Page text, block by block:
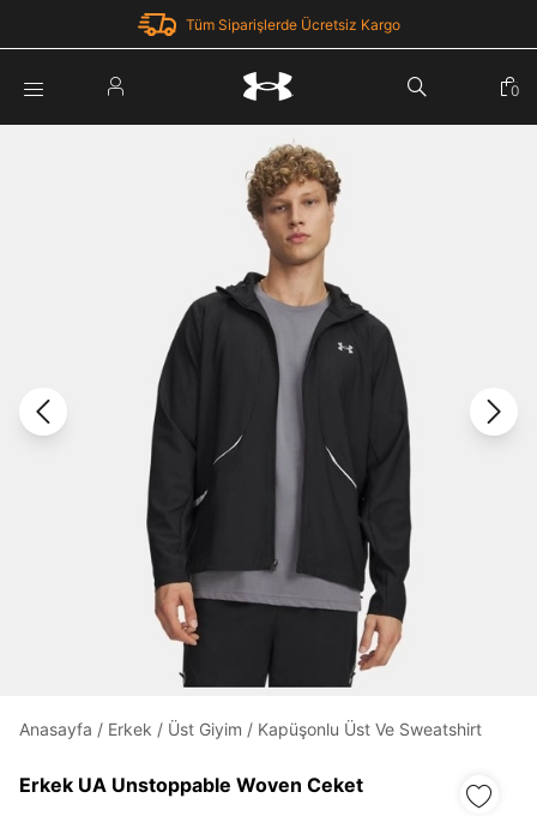
Tüm Siparişlerde Ücretsiz Kargo
Şifremi Unuttum
Giriş Yap
Under Armour'da yeni misiniz? Kayıt Ol
0
Anasayfa / Erkek / Üst Giyim / Kapüşonlu Üst Ve Sweatshirt
Erkek UA Unstoppable Woven Ceket
Parola Yenileme
Parolayı Yenile
Giriş Sayfasına Dön
Zaten hesabın var mı? Giriş yap
Daha hızlı ödeme. Hızlı sipariş takibi.